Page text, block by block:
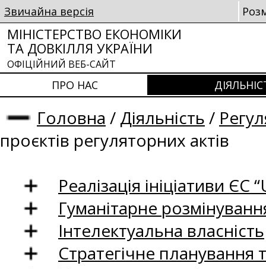
Звичайна версія
МІНІСТЕРСТВО ЕКОНОМІКИ
ТА ДОВКІЛЛЯ УКРАЇНИ
ОФІЦІЙНИЙ ВЕБ-САЙТ
ПРО НАС
Головна / Діяльність /
проєктів регуляторних актів
Реалізація ініціативи ЄС
Гуманітарне
Інтелектуальна власність
Стратегічне